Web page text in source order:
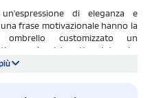
di eleganza e
frase motivazionale hanno la
customizzato un
non è poi da sottovalutare. La
che è utilizzato con costanza. Da